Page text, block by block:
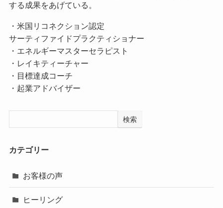
する成果をあげている。
・米国リコネクション認定
サーティファイドプラクティショナー
・エネルギーマスターセラピスト
・レイキティーチャー
・目標達成コーチ
・起業アドバイザー
検索
カテゴリー
お客様の声
ヒーリング